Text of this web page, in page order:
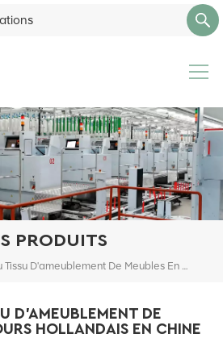
PRODUITS
Acheter Du Tissu D'ameublement De Meubles En Velours Hollandais En Chine
D'AMEUBLEMENT DE
HOLLANDAIS EN CHINE